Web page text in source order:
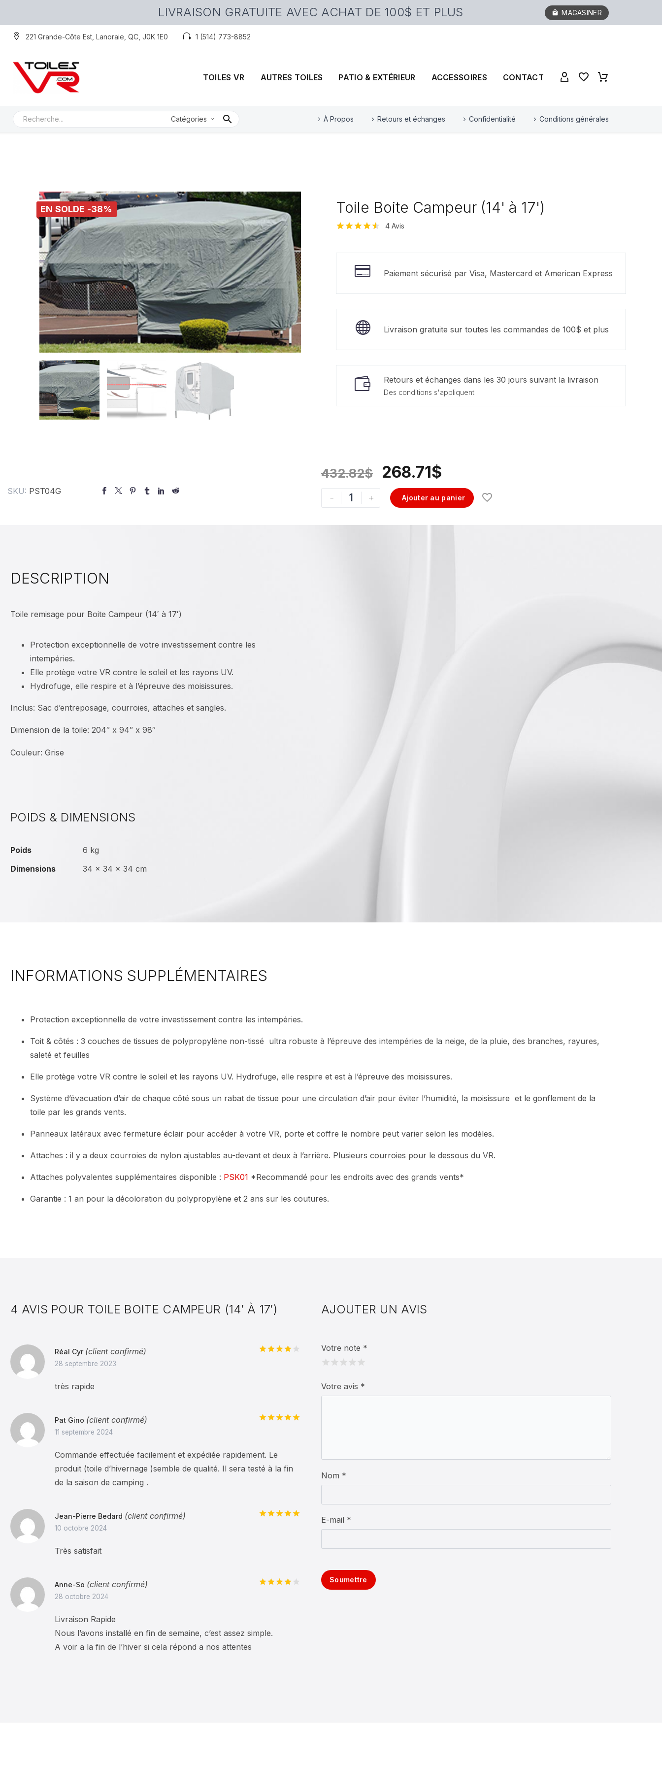
LIVRAISON GRATUITE AVEC ACHAT DE 100$ ET PLUS MAGASINER
221 Grande-Côte Est, Lanoraie, QC, J0K 1E0 1 (514) 773-8852
TOILES VR AUTRES TOILES PATIO & EXTÉRIEUR ACCESSOIRES CONTACT
Catégories À Propos Retours et échanges Confidentialité Conditions générales
EN SOLDE -38% Toile Boite Campeur (14' à 17')
notations
client
4 Avis
Paiement sécurisé par Visa, Mastercard et American Express
Livraison gratuite sur toutes les commandes de 100$ et plus
Retours et échanges dans les 30 jours suivant la livraison
Des conditions s'appliquent
SKU: PST04G
432.82$ 268.71$
- + Ajouter au panier
DESCRIPTION
Toile remisage pour Boite Campeur (14′ à 17′)
Protection exceptionnelle de votre investissement contre les
intempéries.
Elle protège votre VR contre le soleil et les rayons UV.
Hydrofuge, elle respire et à l’épreuve des moisissures.
Inclus: Sac d’entreposage, courroies, attaches et sangles.
Dimension de la toile: 204″ x 94″ x 98″
Couleur: Grise
POIDS & DIMENSIONS
Poids
6 kg
Dimensions
34 × 34 × 34 cm
INFORMATIONS SUPPLÉMENTAIRES
Protection exceptionnelle de votre investissement contre les intempéries.
Toit & côtés : 3 couches de tissues de polypropylène non-tissé ultra robuste à l’épreuve des intempéries de la neige, de la pluie, des branches, rayures,
saleté et feuilles
Elle protège votre VR contre le soleil et les rayons UV. Hydrofuge, elle respire et est à l’épreuve des moisissures.
Système d’évacuation d’air de chaque côté sous un rabat de tissue pour une circulation d’air pour éviter l’humidité, la moisissure et le gonflement de la
toile par les grands vents.
Panneaux latéraux avec fermeture éclair pour accéder à votre VR, porte et coffre le nombre peut varier selon les modèles.
Attaches : il y a deux courroies de nylon ajustables au-devant et deux à l’arrière. Plusieurs courroies pour le dessous du VR.
Attaches polyvalentes supplémentaires disponible : PSK01 *Recommandé pour les endroits avec des grands vents*
Garantie : 1 an pour la décoloration du polypropylène et 2 ans sur les coutures.
4 AVIS POUR TOILE BOITE CAMPEUR (14′ À 17′)
Réal Cyr (client confirmé)
28 septembre 2023
très rapide
Pat Gino (client confirmé)
11 septembre 2024
Commande effectuée facilement et expédiée rapidement. Le
produit (toile d’hivernage )semble de qualité. Il sera testé à la fin
de la saison de camping .
Jean-Pierre Bedard (client confirmé)
10 octobre 2024
Très satisfait
Anne-So (client confirmé)
28 octobre 2024
Livraison Rapide
Nous l’avons installé en fin de semaine, c’est assez simple.
A voir a la fin de l’hiver si cela répond a nos attentes
AJOUTER UN AVIS
Votre note *
Votre avis *
Nom *
E-mail *
Soumettre